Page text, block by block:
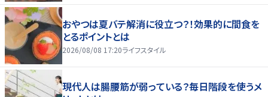
おやつは夏バテ解消に役立つ？！効果的に間食を
とるポイントとは
2026/08/08 17:20ライフスタイル
現代人は腸腰筋が弱っている？毎日階段を使うメ